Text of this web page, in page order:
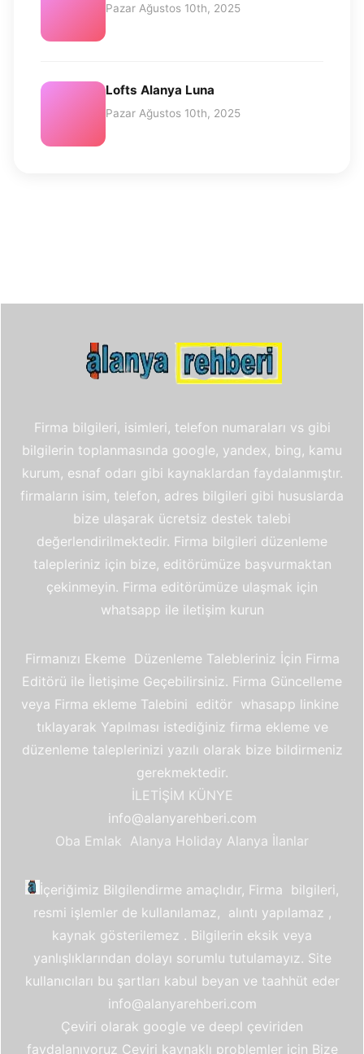
Pazar Ağustos 10th, 2025
Lofts Alanya Luna
Pazar Ağustos 10th, 2025
Firma bilgileri, isimleri, telefon numaraları vs gibi
bilgilerin toplanmasında google, yandex, bing, kamu
kurum, esnaf odarı gibi kaynaklardan faydalanmıştır.
firmaların isim, telefon, adres bilgileri gibi hususlarda
bize ulaşarak ücretsiz destek talebi
değerlendirilmektedir. Firma bilgileri düzenleme
talepleriniz için bize, editörümüze başvurmaktan
çekinmeyin. Firma editörümüze ulaşmak için
whatsapp ile iletişim kurun
Firmanızı Ekeme Düzenleme Talebleriniz İçin Firma
Editörü ile İletişime Geçebilirsiniz. Firma Güncelleme
veya Firma ekleme Talebini editör whasapp linkine
tıklayarak Yapılması istediğiniz firma ekleme ve
düzenleme taleplerinizi yazılı olarak bize bildirmeniz
gerekmektedir.
İLETİŞİM KÜNYE
info@alanyarehberi.com
Oba Emlak Alanya Holiday Alanya İlanlar
İçeriğimiz Bilgilendirme amaçlıdır, Firma bilgileri,
resmi işlemler de kullanılamaz, alıntı yapılamaz ,
kaynak gösterilemez . Bilgilerin eksik veya
yanlışlıklarından dolayı sorumlu tutulamayız. Site
kullanıcıları bu şartları kabul beyan ve taahhüt eder
info@alanyarehberi.com
Çeviri olarak google ve deepl çeviriden
faydalanıyoruz Ceviri kaynaklı problemler için Bize